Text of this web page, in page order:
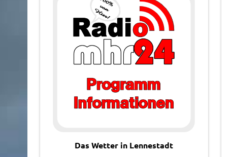
Das Wetter in Lennestadt